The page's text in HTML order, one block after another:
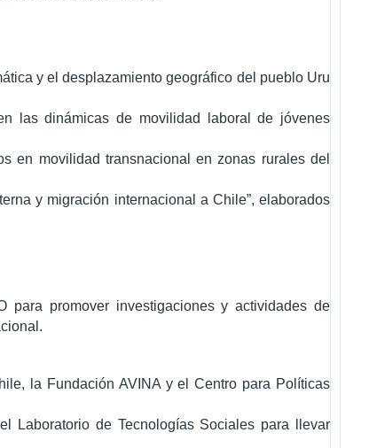
y el desplazamiento geográfico del pueblo Uru
las dinámicas de movilidad laboral de jóvenes
en movilidad transnacional en zonas rurales del
y migración internacional a Chile”, elaborados
para promover investigaciones y actividades de
la Fundación AVINA y el Centro para Políticas
Laboratorio de Tecnologías Sociales para llevar